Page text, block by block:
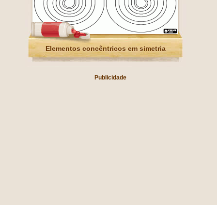
Elementos concêntricos em simetria
Publicidade